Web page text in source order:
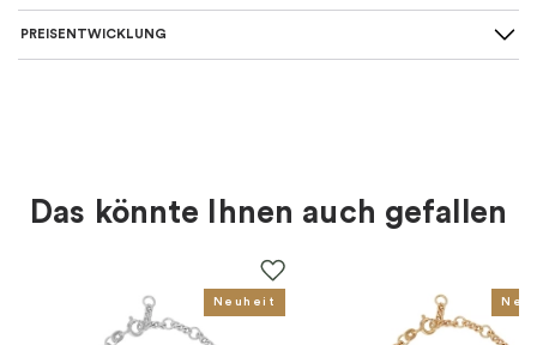
SKU
Damen
PREISENTWICKLUNG
Das könnte Ihnen auch gefallen
Neuheit